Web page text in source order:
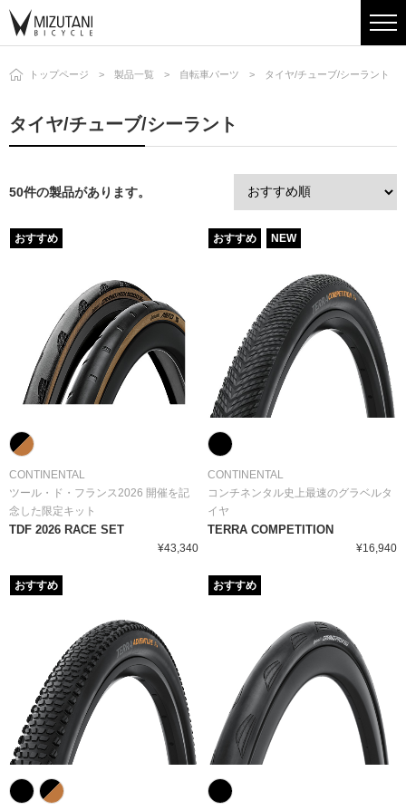
トップページ 製品一覧 自転車パーツ タイヤ/チューブ/シーラント
タイヤ/チューブ/シーラント
50件の製品があります。
CONTINENTAL
ツール・ド・フランス2026 開催を記
念した限定キット
TDF 2026 RACE SET
¥43,340
おすすめ
CONTINENTAL
コンチネンタル史上最速のグラベルタ
イヤ
TERRA COMPETITION
¥16,940
おすすめ NEW
おすすめ おすすめ